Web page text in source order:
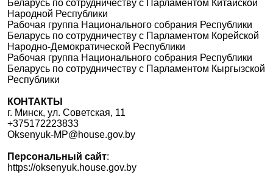
Беларусь по сотрудничеству с Парламентом Китайской
Народной Республики
Рабочая группа Национального собрания Республики
Беларусь по сотрудничеству с Парламентом Корейской
Народно-Демократической Республики
Рабочая группа Национального собрания Республики
Беларусь по сотрудничеству с Парламентом Кыргызской
Республики
КОНТАКТЫ
г. Минск, ул. Советская, 11
+375172223833
Oksenyuk-MP@house.gov.by
Персональный сайт:
https://oksenyuk.house.gov.by